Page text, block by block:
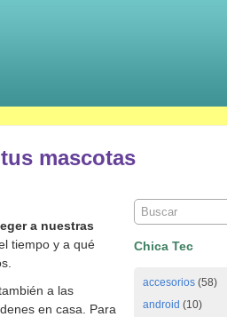
mascotas
a nuestras
tiempo y a qué
a las
en casa. Para
Chica Tec
accesorios(58)
android (10)